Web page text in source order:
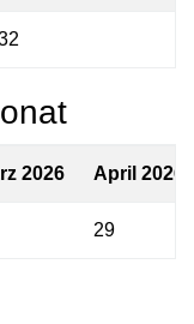
2026 April 2026
29